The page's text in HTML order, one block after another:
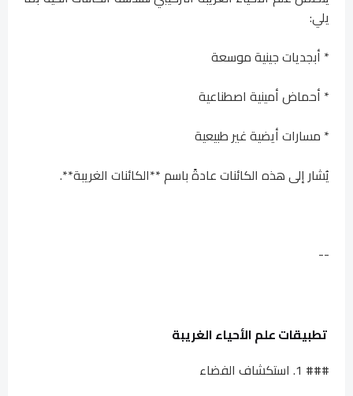
يلي:
* أبجديات جينية موسعة
* أحماض أمينية اصطناعية
* مسارات أيضية غير طبيعية
يُشار إلى هذه الكائنات عادةً باسم **الكائنات الغريبة**.
--
تطبيقات علم الأحياء الغريبة
### 1. استكشاف الفضاء